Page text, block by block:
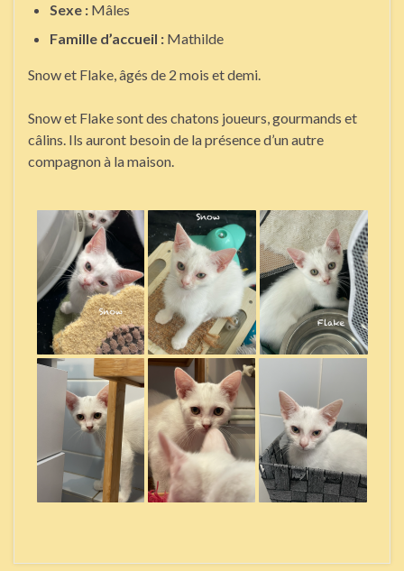
Sexe : Mâles
Famille d’accueil : Mathilde
Snow et Flake, âgés de 2 mois et demi.
Snow et Flake sont des chatons joueurs, gourmands et
câlins. Ils auront besoin de la présence d’un autre
compagnon à la maison.